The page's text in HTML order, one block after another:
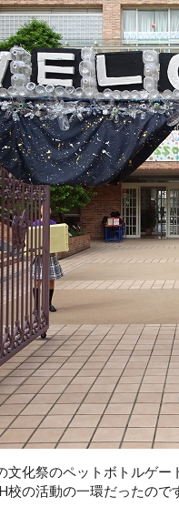
文化祭のペットボトルゲ
校の活動の一環だったので